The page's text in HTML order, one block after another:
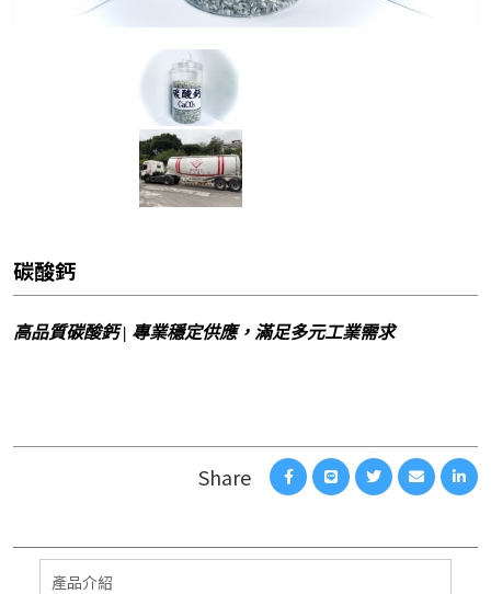
碳酸鈣
高品質碳酸鈣 | 專業穩定供應，滿足多元工業需求
產品介紹